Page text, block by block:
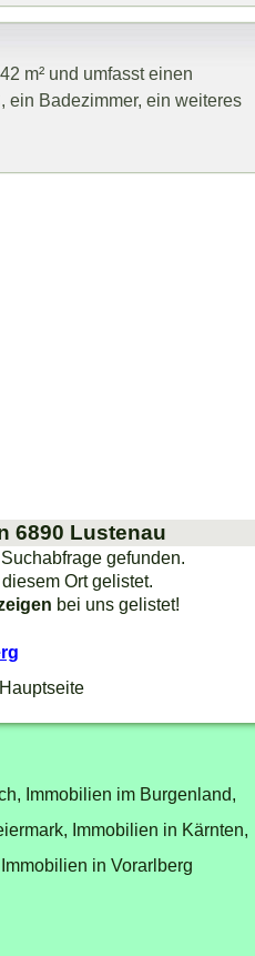
m² und umfasst einen
ein Badezimmer, ein weiteres
6890 Lustenau
gefunden.
Ort gelistet.
bei uns gelistet!
Immobilien im Burgenland,
Immobilien in Kärnten,
Immobilien in Vorarlberg